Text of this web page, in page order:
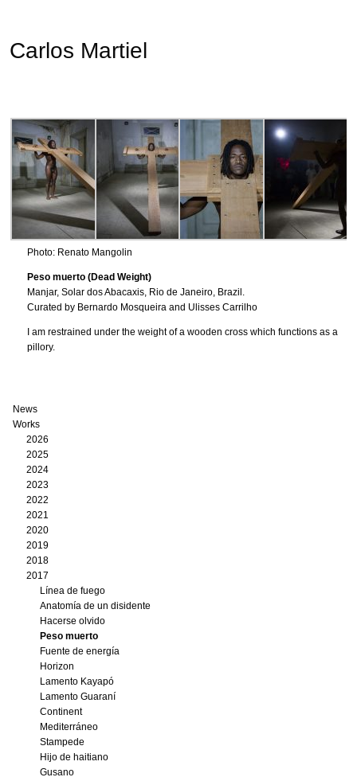
Carlos Martiel
Photo: Renato Mangolin
Peso muerto (Dead Weight)
Manjar, Solar dos Abacaxis, Rio de Janeiro, Brazil.
Curated by Bernardo Mosqueira and Ulisses Carrilho
I am restrained under the weight of a wooden cross which functions as a
pillory.
News
Works
2026
2025
2024
2023
2022
2021
2020
2019
2018
2017
Línea de fuego
Anatomía de un disidente
Hacerse olvido
Peso muerto
Fuente de energía
Horizon
Lamento Kayapó
Lamento Guaraní
Continent
Mediterráneo
Stampede
Hijo de haitiano
Gusano